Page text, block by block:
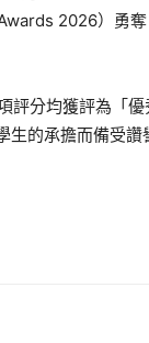
2026）勇
評分均獲評為「
生的承擔而備受